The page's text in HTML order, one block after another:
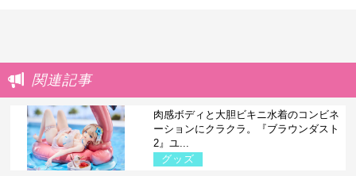
関連記事
肉感ボディと大胆ビキニ水着のコンビネ
ーションにクラクラ。『ブラウンダスト
2』ユ...
グッズ